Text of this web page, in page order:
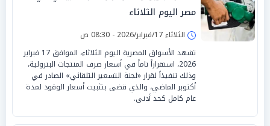
مصر اليوم الثلاثاء
الثلاثاء 17/فبراير/2026 - 08:30 ص
تشهد الأسواق المصرية اليوم الثلاثاء، الموافق 17 فبراير
2026، استقراراً تاماً في أسعار صرف المنتجات البترولية،
وذلك تنفيذاً لقرار «لجنة التسعير التلقائي» الصادر في
أكتوبر الماضي، والذي قضى بتثبيت أسعار الوقود لمدة
عام كامل كحد أدنى.